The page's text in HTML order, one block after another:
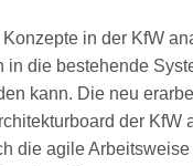
in der KfW
die bestehende
kann. Die neu
der KfW
die agile